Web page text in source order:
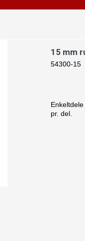
15 mm
54300-15
pr. del.